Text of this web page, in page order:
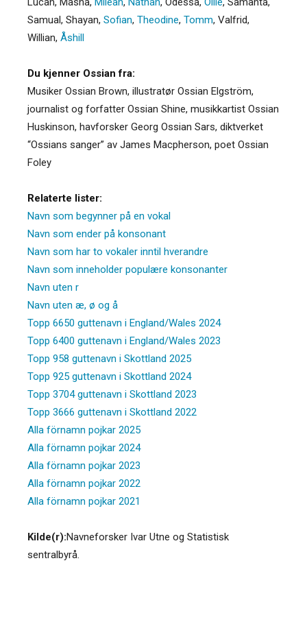
Samual, Shayan, Sofian, Theodine, Tomm, Valfrid,
Willian, Åshill
Du kjenner Ossian fra:
Musiker Ossian Brown, illustratør Ossian Elgström,
journalist og forfatter Ossian Shine, musikkartist Ossian
Huskinson, havforsker Georg Ossian Sars, diktverket
“Ossians sanger” av James Macpherson, poet Ossian
Foley
Relaterte lister:
Navn som begynner på en vokal
Navn som ender på konsonant
Navn som har to vokaler inntil hverandre
Navn som inneholder populære konsonanter
Navn uten r
Navn uten æ, ø og å
Topp 6650 guttenavn i England/Wales 2024
Topp 6400 guttenavn i England/Wales 2023
Topp 958 guttenavn i Skottland 2025
Topp 925 guttenavn i Skottland 2024
Topp 3704 guttenavn i Skottland 2023
Topp 3666 guttenavn i Skottland 2022
Alla förnamn pojkar 2025
Alla förnamn pojkar 2024
Alla förnamn pojkar 2023
Alla förnamn pojkar 2022
Alla förnamn pojkar 2021
Kilde(r):Navneforsker Ivar Utne og Statistisk
sentralbyrå.